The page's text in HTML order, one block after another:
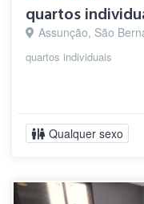
quartos
Assunção, São
quartos individuais
Qualquer sexo